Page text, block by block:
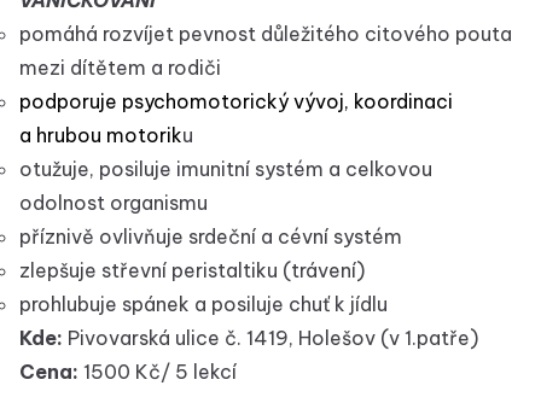
pomáhá rozvíjet pevnost důležitého citového pouta
mezi dítětem a rodiči
podporuje psychomotorický vývoj, koordinaci
a hrubou motoriku
otužuje, posiluje imunitní systém a celkovou
odolnost organismu
příznivě ovlivňuje srdeční a cévní systém
zlepšuje střevní peristaltiku (trávení)
prohlubuje spánek a posiluje chuť k jídlu
Kde: Pivovarská ulice č. 1419, Holešov (v 1.patře)
Cena: 1500 Kč/ 5 lekcí